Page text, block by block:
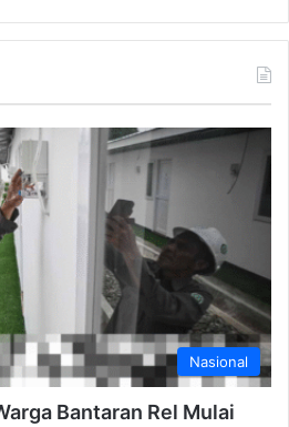
Nasional
Bantaran Rel Mulai